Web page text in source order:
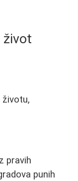
život
životu,
pravih
punih